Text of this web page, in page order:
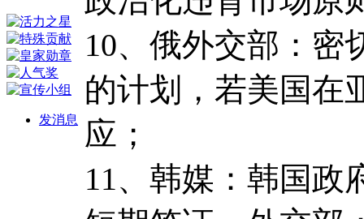
发消息
10、俄外交部：密
的计划，若美国在
应；
11、韩媒：韩国政